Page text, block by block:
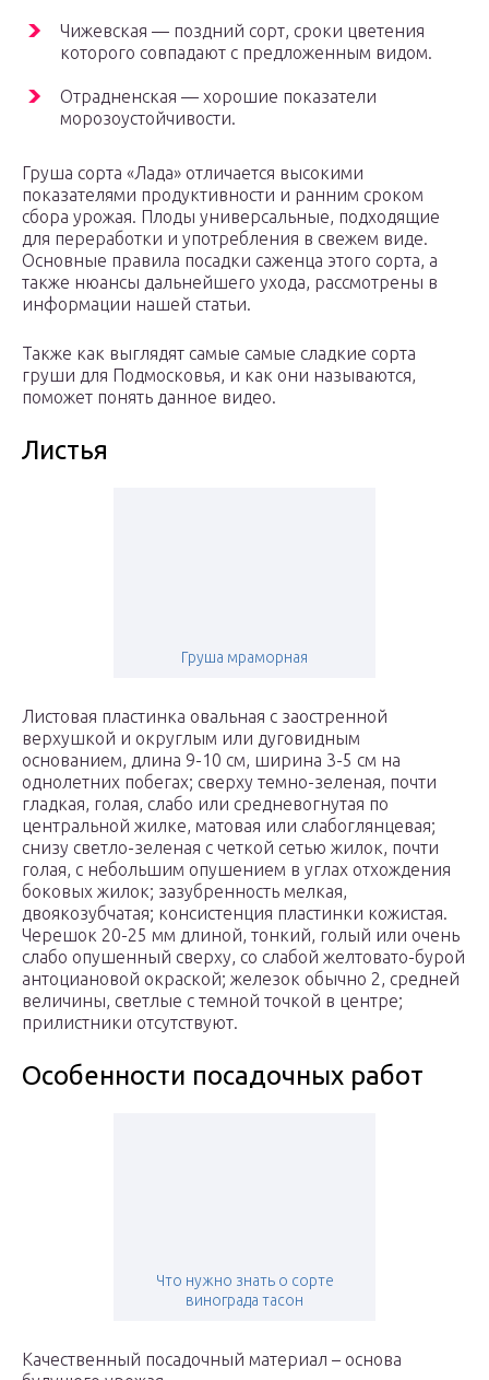
Чижевская — поздний сорт, сроки цветения
которого совпадают с предложенным видом.
Отрадненская — хорошие показатели
морозоустойчивости.
Груша сорта «Лада» отличается высокими
показателями продуктивности и ранним сроком
сбора урожая. Плоды универсальные, подходящие
для переработки и употребления в свежем виде.
Основные правила посадки саженца этого сорта, а
также нюансы дальнейшего ухода, рассмотрены в
информации нашей статьи.
Также как выглядят самые самые сладкие сорта
груши для Подмосковья, и как они называются,
поможет понять данное видео.
Листья
Груша мраморная
Листовая пластинка овальная с заостренной
верхушкой и округлым или дуговидным
основанием, длина 9-10 см, ширина 3-5 см на
однолетних побегах; сверху темно-зеленая, почти
гладкая, голая, слабо или средневогнутая по
центральной жилке, матовая или слабоглянцевая;
снизу светло-зеленая с четкой сетью жилок, почти
голая, с небольшим опушением в углах отхождения
боковых жилок; зазубренность мелкая,
двоякозубчатая; консистенция пластинки кожистая.
Черешок 20-25 мм длиной, тонкий, голый или очень
слабо опушенный сверху, со слабой желтовато-бурой
антоциановой окраской; железок обычно 2, средней
величины, светлые с темной точкой в центре;
прилистники отсутствуют.
Особенности посадочных работ
Что нужно знать о сорте
винограда тасон
Качественный посадочный материал – основа